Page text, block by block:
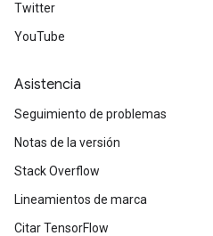
Twitter
YouTube
Asistencia
Seguimiento de problemas
Notas de la versión
Stack Overflow
Lineamientos de marca
Citar TensorFlow